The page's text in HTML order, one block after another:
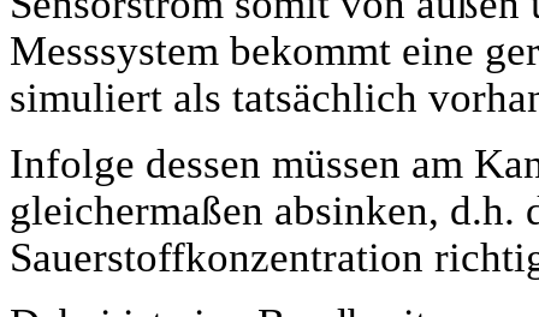
Messsystem bekommt eine
simuliert als tatsächlich
Infolge dessen müssen am
gleichermaßen absinken, d.h.
Sauerstoffkonzentration